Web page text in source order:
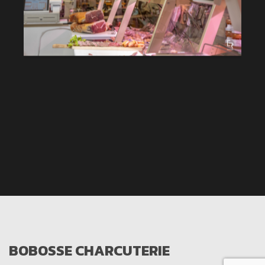
BOBOSSE CHARCUTERIE